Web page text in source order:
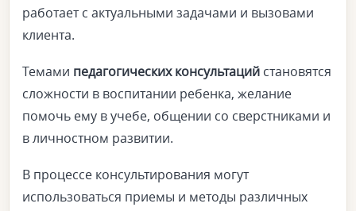
работает с актуальными задачами и вызовами
клиента.
Темами педагогических консультаций становятся
сложности в воспитании ребенка, желание
помочь ему в учебе, общении со сверстниками и
в личностном развитии.
В процессе консультирования могут
использоваться приемы и методы различных